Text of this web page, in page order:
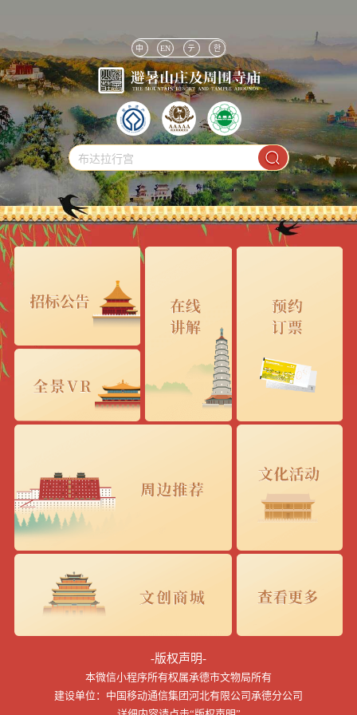
中 EN テ 한
布达拉行宫
-版权声明-
本微信小程序所有权属承德市文物局所有
建设单位：中国移动通信集团河北有限公司承德分公司